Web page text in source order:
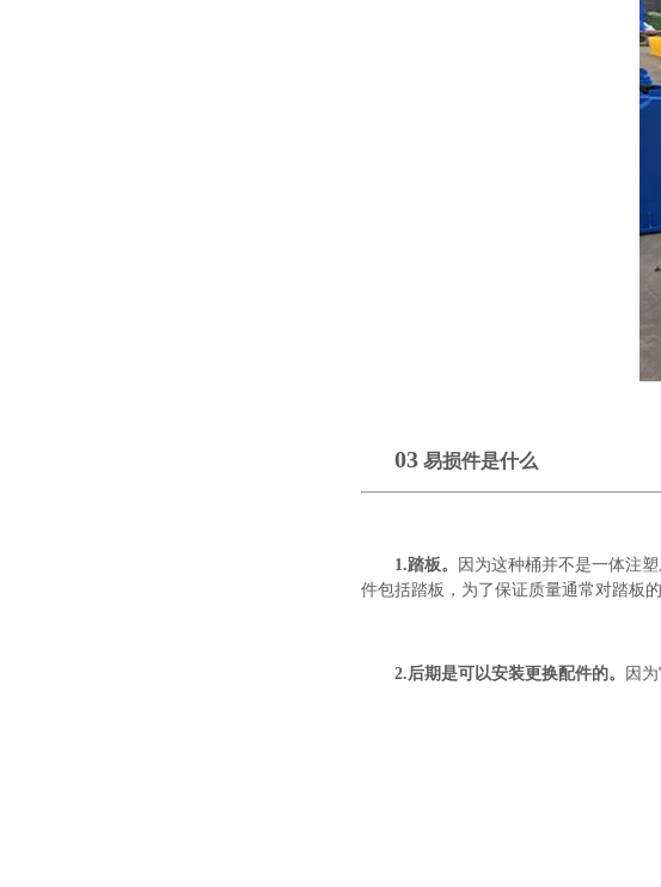
03 易损件是什么
1.踏板。
因为这种桶并不是一体注
件包括踏板，为了保证质量通常对踏板
2.后期是可以安装更换配件的。 因